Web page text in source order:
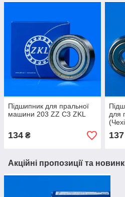
Підшипник для пральної
машини 203 ZZ C3 ZKL
134 ₴
для
137
Акційні пропозиції та